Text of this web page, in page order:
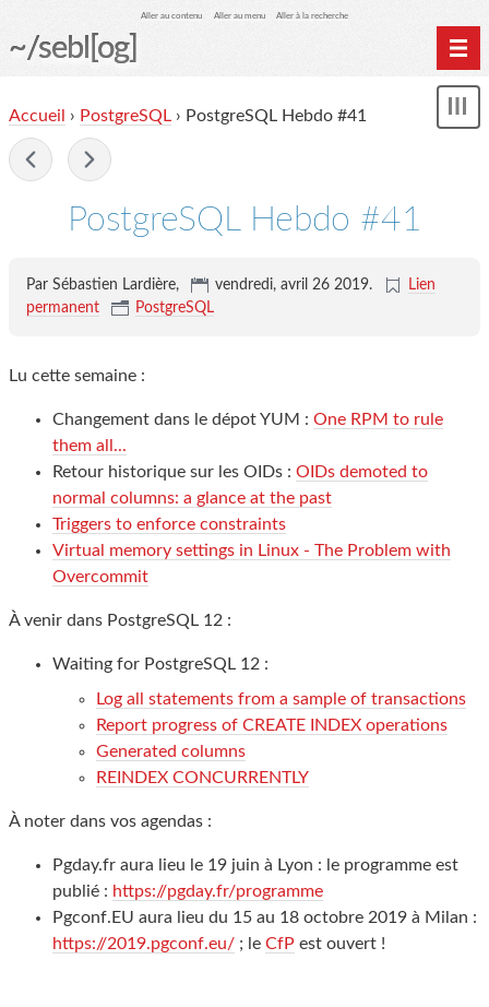
Aller au contenu Aller au menu Aller à la recherche
~/sebl[og]
Archives
Accueil › PostgreSQL › PostgreSQL Hebdo #41
PostgreSQL Hebdo #41
Par Sébastien Lardière, vendredi, avril 26 2019.
Lien
permanent
PostgreSQL
Lu cette semaine :
Changement dans le dépot YUM : One RPM to rule
them all...
Retour historique sur les OIDs : OIDs demoted to
normal columns: a glance at the past
Triggers to enforce constraints
Virtual memory settings in Linux - The Problem with
Overcommit
À venir dans PostgreSQL 12 :
Waiting for PostgreSQL 12 :
Log all statements from a sample of transactions
Report progress of CREATE INDEX operations
Generated columns
REINDEX CONCURRENTLY
À noter dans vos agendas :
Pgday.fr aura lieu le 19 juin à Lyon : le programme est
publié : https://pgday.fr/programme
Pgconf.EU aura lieu du 15 au 18 octobre 2019 à Milan :
https://2019.pgconf.eu/ ; le CfP est ouvert !